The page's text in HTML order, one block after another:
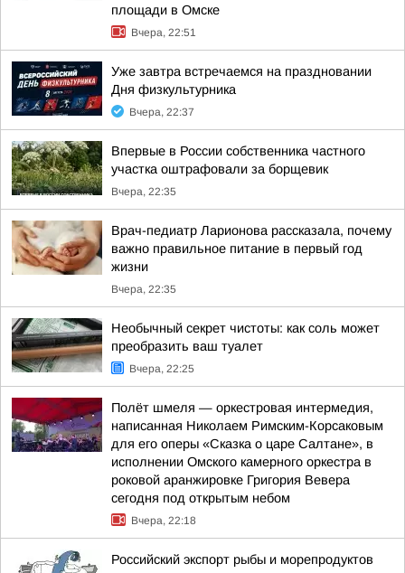
площади в Омске
Вчера, 22:51
Уже завтра встречаемся на праздновании
Дня физкультурника
Вчера, 22:37
Впервые в России собственника частного
участка оштрафовали за борщевик
Вчера, 22:35
Врач-педиатр Ларионова рассказала, почему
важно правильное питание в первый год
жизни
Вчера, 22:35
Необычный секрет чистоты: как соль может
преобразить ваш туалет
Вчера, 22:25
Полёт шмеля — оркестровая интермедия,
написанная Николаем Римским-Корсаковым
для его оперы «Сказка о царе Салтане», в
исполнении Омского камерного оркестра в
роковой аранжировке Григория Вевера
сегодня под открытым небом
Вчера, 22:18
Российский экспорт рыбы и морепродуктов